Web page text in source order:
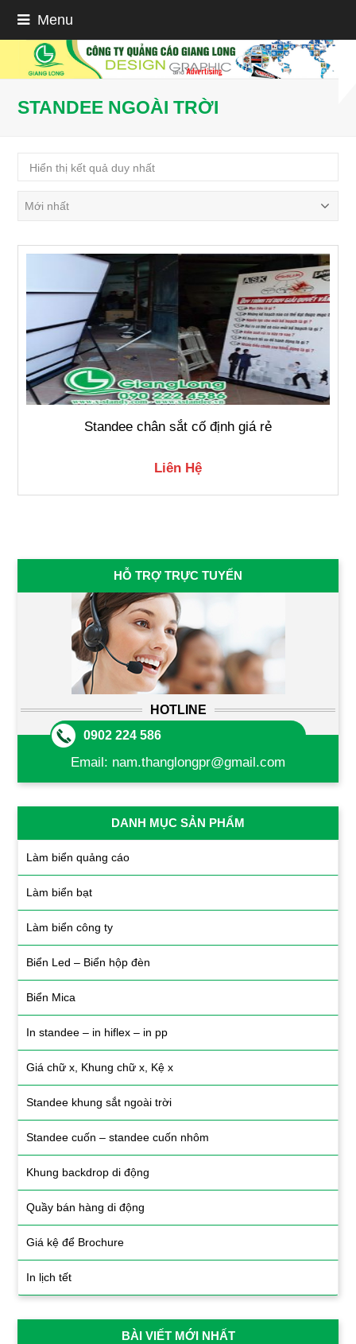
Menu
STANDEE NGOÀI TRỜI
Hiển thị kết quả duy nhất
Standee chân sắt cố định giá rẻ
Liên Hệ
HỖ TRỢ TRỰC TUYẾN
HOTLINE
0902 224 586
Email: nam.thanglongpr@gmail.com
DANH MỤC SẢN PHẨM
Làm biển quảng cáo
Làm biển bạt
Làm biển công ty
Biển Led – Biển hộp đèn
Biển Mica
In standee – in hiflex – in pp
Giá chữ x, Khung chữ x, Kệ x
Standee khung sắt ngoài trời
Standee cuốn – standee cuốn nhôm
Khung backdrop di động
Quầy bán hàng di động
Giá kệ để Brochure
In lịch tết
BÀI VIẾT MỚI NHẤT